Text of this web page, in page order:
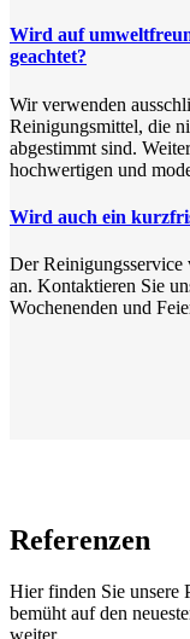
Wird auf
geachtet?
Wir verwenden
Reinigungsmittel, die
abgestimmt sind.
hochwertigen und
Wird auch ein
Der
an. Kontaktieren Sie
Wochenenden und
Referenzen
Hier finden Sie unsere
bemüht auf den
weiter.